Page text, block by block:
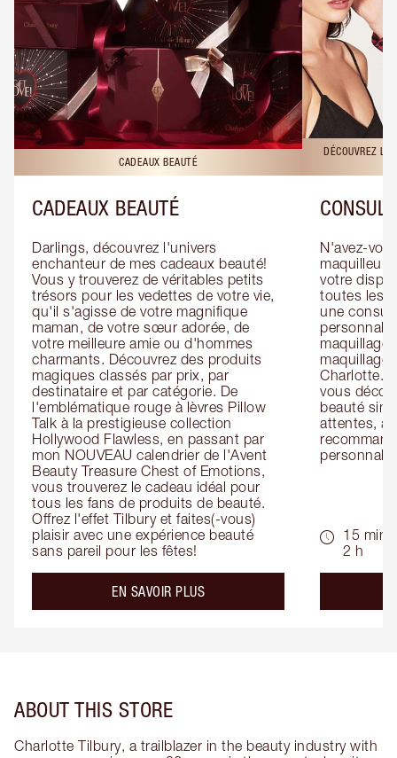
CADEAUX BEAUTÉ
CADEAUX BEAUTÉ
Darlings, découvrez l'univers
enchanteur de mes cadeaux beauté!
Vous y trouverez de véritables petits
trésors pour les vedettes de votre vie,
qu'il s'agisse de votre magnifique
maman, de votre sœur adorée, de
votre meilleure amie ou d'hommes
charmants. Découvrez des produits
magiques classés par prix, par
destinataire et par catégorie. De
l'emblématique rouge à lèvres Pillow
Talk à la prestigieuse collection
Hollywood Flawless, en passant par
mon NOUVEAU calendrier de l'Avent
Beauty Treasure Chest of Emotions,
vous trouverez le cadeau idéal pour
tous les fans de produits de beauté.
Offrez l'effet Tilbury et faites(-vous)
plaisir avec une expérience beauté
sans pareil pour les fêtes!
EN SAVOIR PLUSabout the
DÉCOUVREZ
N'avez-
maquilleur
votre
toutes les
une
maquillage
maquillage
Charlotte.
vous
beauté
attentes,
15 min -
2 h
ABOUT THIS STORE
Charlotte Tilbury, a trailblazer in the beauty industry with